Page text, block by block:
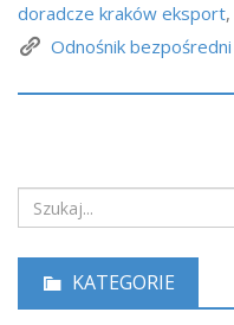
doradcze kraków eksport,
Odnośnik bezpośredni
KATEGORIE